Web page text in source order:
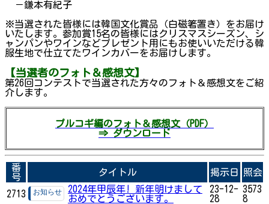
－鎌本有紀子
※当選された皆様には韓国文化賞品（白磁箸置き）をお届け
いたします。参加賞15名の皆様にはクリスマスシーズン、シ
ャンパンやワインなどプレゼント用にもお使いいただける韓
服生地で仕立てたワインカバーをお届けします。
【当選者のフォト＆感想文】
第26回コンテストで当選された方々のフォト＆感想文をご紹
介します。
プルコギ編のフォト＆感想文（PDF）
⇒ ダウンロード
番
号
タイトル 掲示日 照会
2713
2024年甲辰年! 新年明けまして
おめでとうございます。
23-12-
28
3573
8